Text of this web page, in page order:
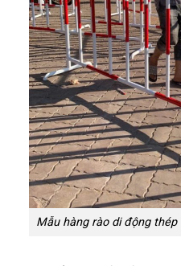
Mẫu hàng rào di động